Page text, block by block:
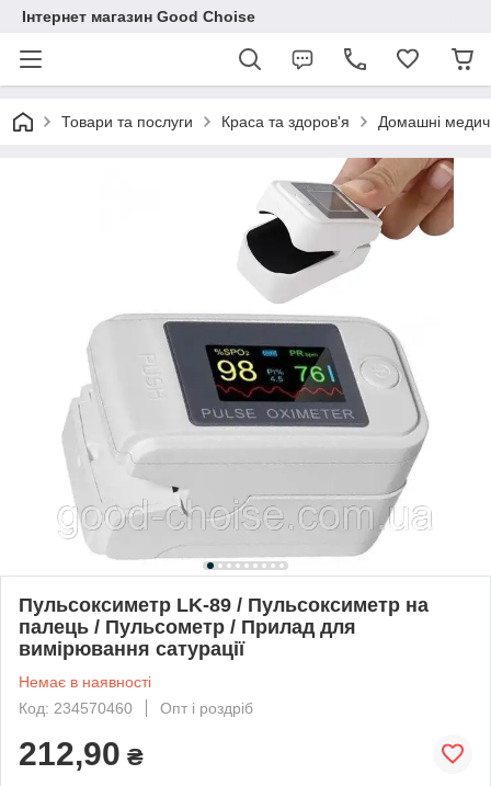
Інтернет магазин Good Choise
Товари та послуги Краса та здоров'я Домашні
Пульсоксиметр LK-89 / Пульсоксиметр на
палець / Пульсометр / Прилад для
вимірювання сатурації
Немає в наявності
Код: 234570460
Опт і роздріб
212,90 ₴